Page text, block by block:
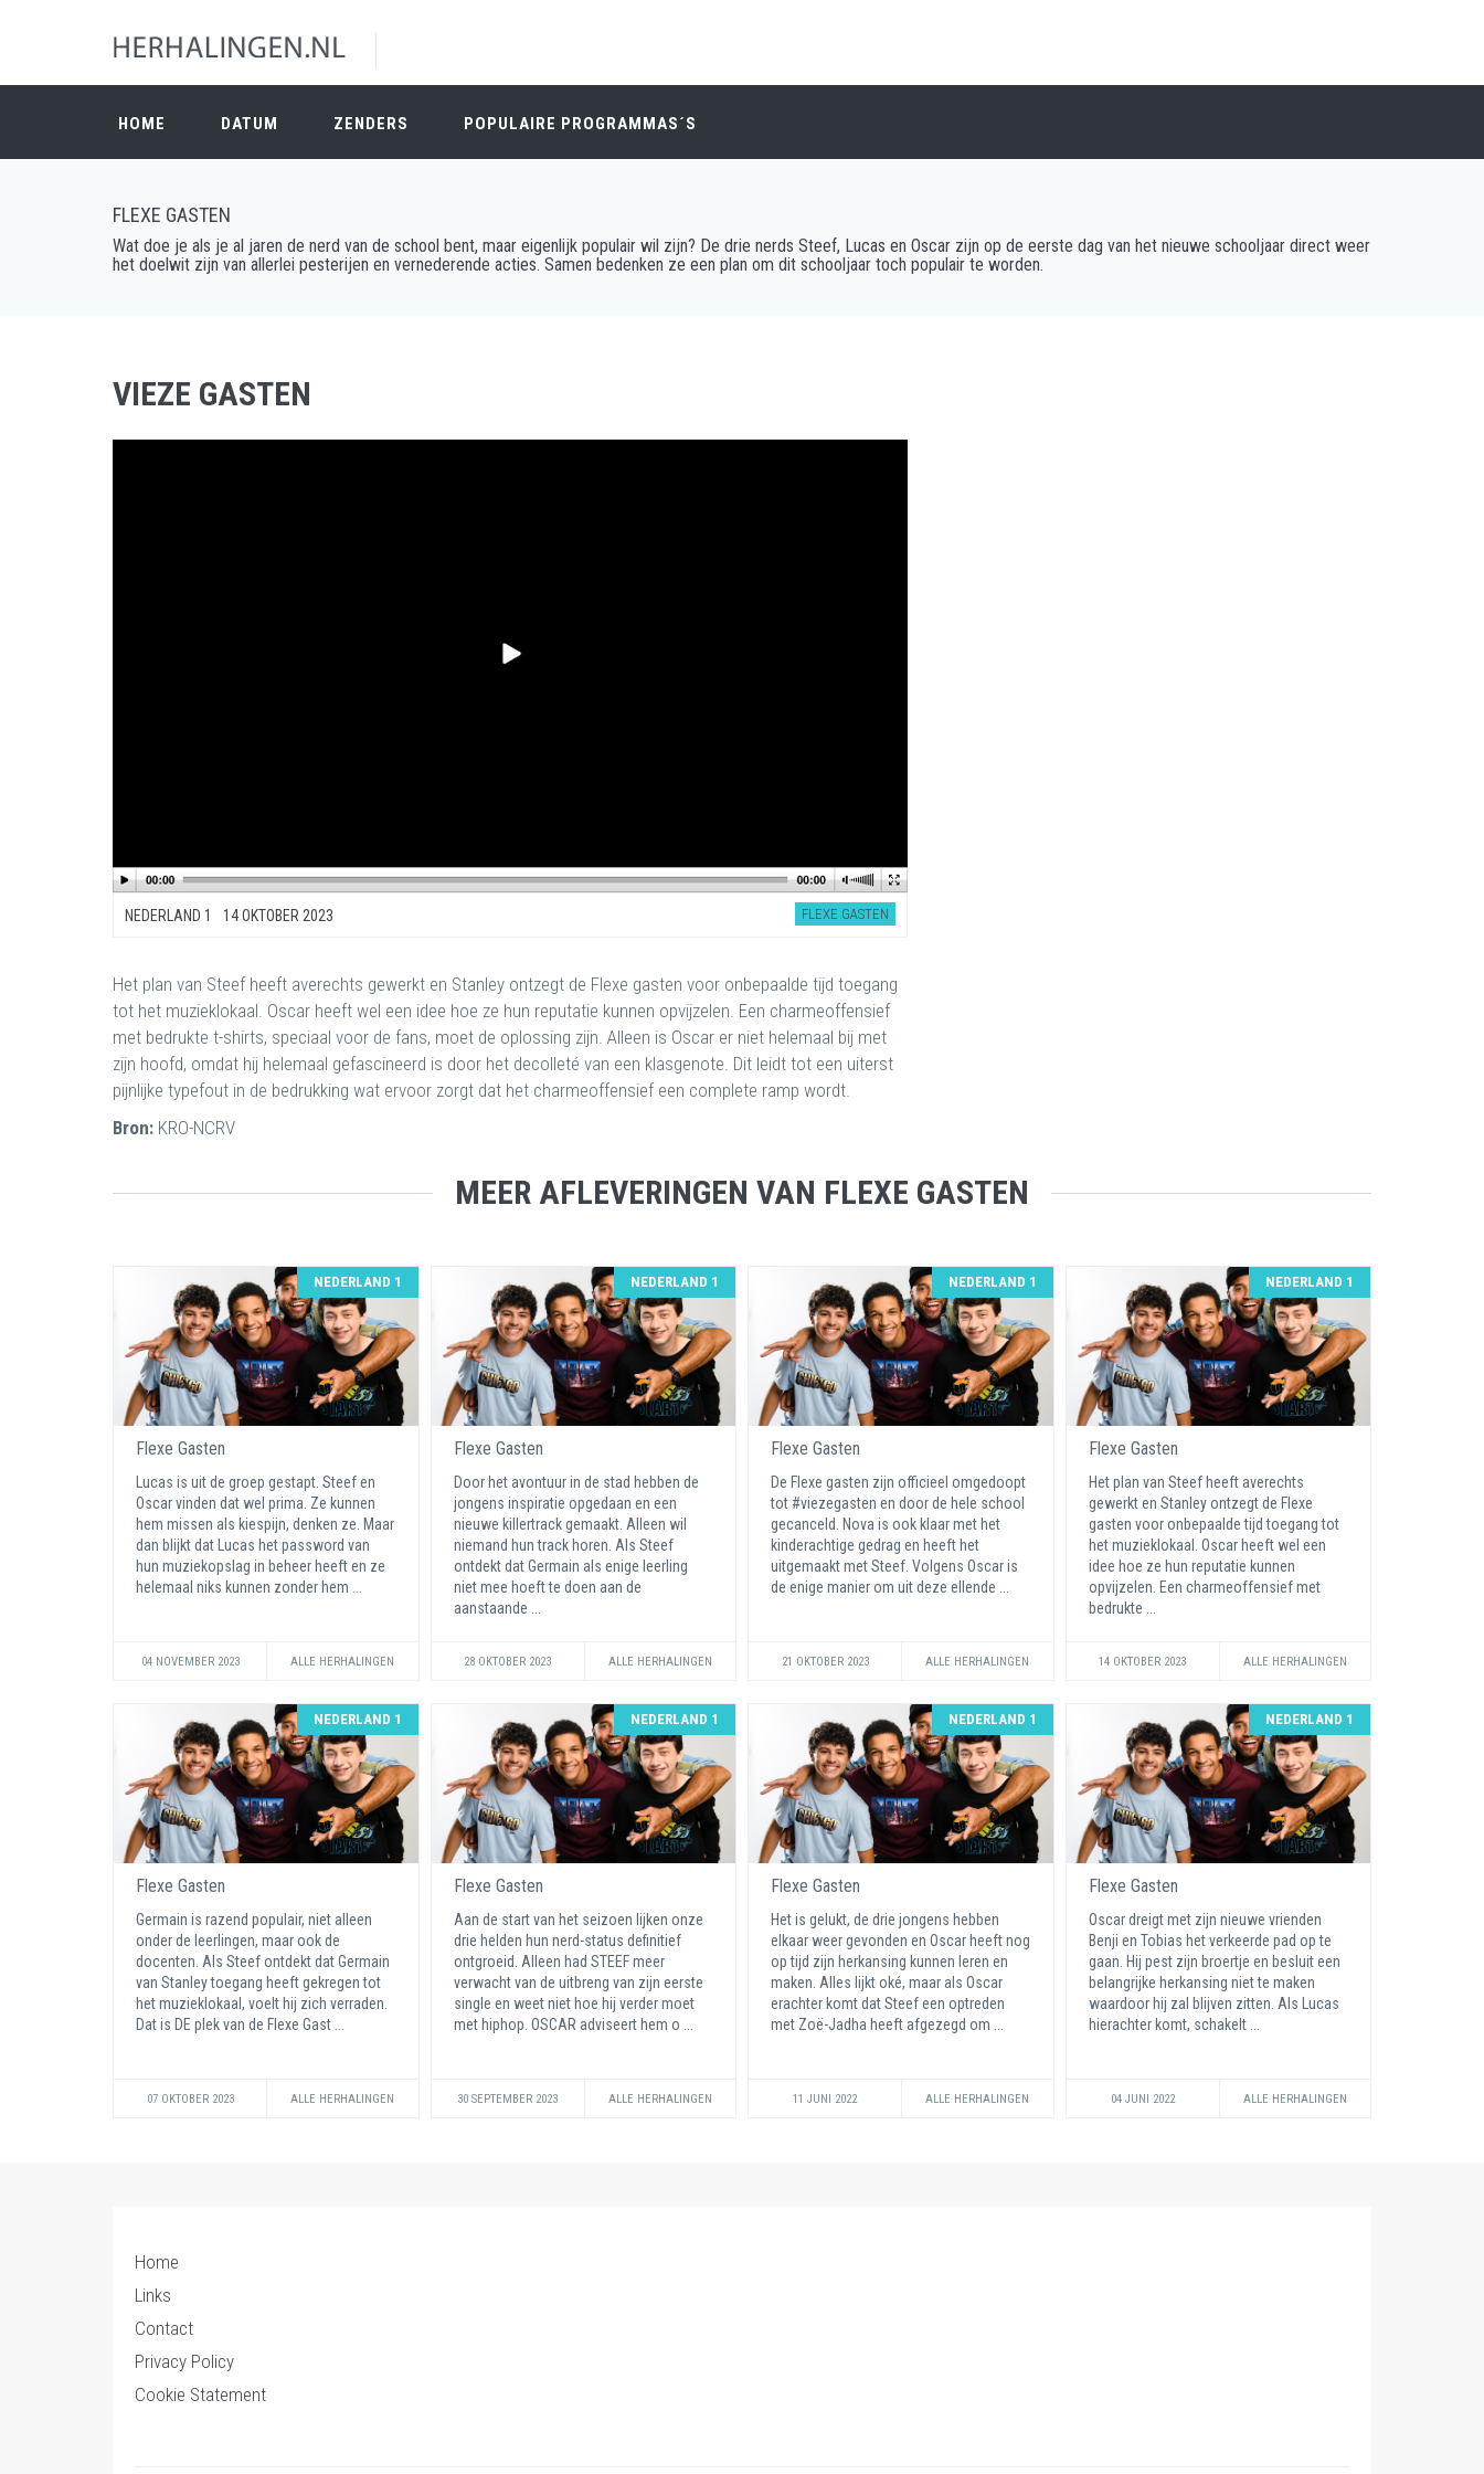
HOME DATUM ZENDERS POPULAIRE PROGRAMMAS´S
FLEXE GASTEN
Wat doe je als je al jaren de nerd van de school bent, maar eigenlijk populair wil zijn? De drie nerds Steef, Lucas en Oscar zijn op de eerste dag van het nieuwe schooljaar direct weer
het doelwit zijn van allerlei pesterijen en vernederende acties. Samen bedenken ze een plan om dit schooljaar toch populair te worden.
VIEZE GASTEN
NEDERLAND 1 14 OKTOBER 2023 FLEXE GASTEN
Het plan van Steef heeft averechts gewerkt en Stanley ontzegt de Flexe gasten voor onbepaalde tijd toegang
tot het muzieklokaal. Oscar heeft wel een idee hoe ze hun reputatie kunnen opvijzelen. Een charmeoffensief
met bedrukte t-shirts, speciaal voor de fans, moet de oplossing zijn. Alleen is Oscar er niet helemaal bij met
zijn hoofd, omdat hij helemaal gefascineerd is door het decolleté van een klasgenote. Dit leidt tot een uiterst
pijnlijke typefout in de bedrukking wat ervoor zorgt dat het charmeoffensief een complete ramp wordt.
Bron: KRO-NCRV
MEER AFLEVERINGEN VAN FLEXE GASTEN
NEDERLAND 1
Flexe Gasten
Lucas is uit de groep gestapt. Steef en
Oscar vinden dat wel prima. Ze kunnen
hem missen als kiespijn, denken ze. Maar
dan blijkt dat Lucas het password van
hun muziekopslag in beheer heeft en ze
helemaal niks kunnen zonder hem ...
04 NOVEMBER 2023 ALLE HERHALINGEN
NEDERLAND 1
Flexe Gasten
Door het avontuur in de stad hebben de
jongens inspiratie opgedaan en een
nieuwe killertrack gemaakt. Alleen wil
niemand hun track horen. Als Steef
ontdekt dat Germain als enige leerling
niet mee hoeft te doen aan de
aanstaande ...
28 OKTOBER 2023 ALLE HERHALINGEN
NEDERLAND 1
Flexe Gasten
De Flexe gasten zijn officieel omgedoopt
tot #viezegasten en door de hele school
gecanceld. Nova is ook klaar met het
kinderachtige gedrag en heeft het
uitgemaakt met Steef. Volgens Oscar is
de enige manier om uit deze ellende ...
21 OKTOBER 2023 ALLE HERHALINGEN
NEDERLAND 1
Flexe Gasten
Het plan van Steef heeft averechts
gewerkt en Stanley ontzegt de Flexe
gasten voor onbepaalde tijd toegang tot
het muzieklokaal. Oscar heeft wel een
idee hoe ze hun reputatie kunnen
opvijzelen. Een charmeoffensief met
bedrukte ...
14 OKTOBER 2023 ALLE HERHALINGEN
NEDERLAND 1
Flexe Gasten
Germain is razend populair, niet alleen
onder de leerlingen, maar ook de
docenten. Als Steef ontdekt dat Germain
van Stanley toegang heeft gekregen tot
het muzieklokaal, voelt hij zich verraden.
Dat is DE plek van de Flexe Gast ...
07 OKTOBER 2023 ALLE HERHALINGEN
NEDERLAND 1
Flexe Gasten
Aan de start van het seizoen lijken onze
drie helden hun nerd-status definitief
ontgroeid. Alleen had STEEF meer
verwacht van de uitbreng van zijn eerste
single en weet niet hoe hij verder moet
met hiphop. OSCAR adviseert hem o ...
30 SEPTEMBER 2023 ALLE HERHALINGEN
NEDERLAND 1
Flexe Gasten
Het is gelukt, de drie jongens hebben
elkaar weer gevonden en Oscar heeft nog
op tijd zijn herkansing kunnen leren en
maken. Alles lijkt oké, maar als Oscar
erachter komt dat Steef een optreden
met Zoë-Jadha heeft afgezegd om ...
11 JUNI 2022 ALLE HERHALINGEN
NEDERLAND 1
Flexe Gasten
Oscar dreigt met zijn nieuwe vrienden
Benji en Tobias het verkeerde pad op te
gaan. Hij pest zijn broertje en besluit een
belangrijke herkansing niet te maken
waardoor hij zal blijven zitten. Als Lucas
hierachter komt, schakelt ...
04 JUNI 2022 ALLE HERHALINGEN
Home
Links
Contact
Privacy Policy
Cookie Statement